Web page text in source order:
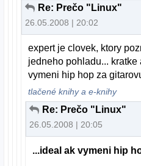
Re: Prečo "Linux"
26.05.2008 | 20:02
expert je clovek, ktory
jedneho pohladu...
vymeni hip hop za
tlačené knihy a e-knihy
Re: Prečo "Linux"
26.05.2008 | 20:05
...ideal ak vymeni hip